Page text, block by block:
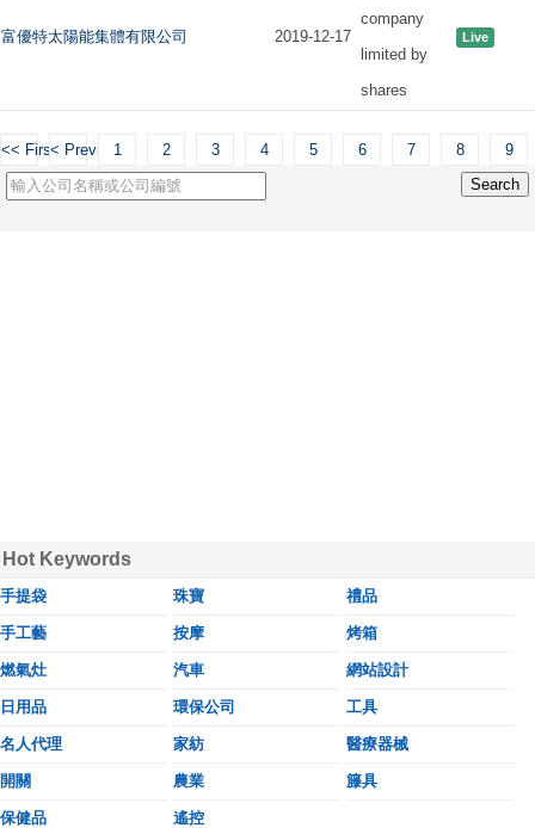
富優特太陽能集體有限公司 2019-12-17
company
limited by
shares
Live
<< First< Previous1 2 3 4 5 6 7 8 9
Hot Keywords
手提袋 珠寶 禮品
手工藝 按摩 烤箱
燃氣灶 汽車 網站設計
日用品 環保公司 工具
名人代理 家紡 醫療器械
開關 農業 籐具
保健品 遙控